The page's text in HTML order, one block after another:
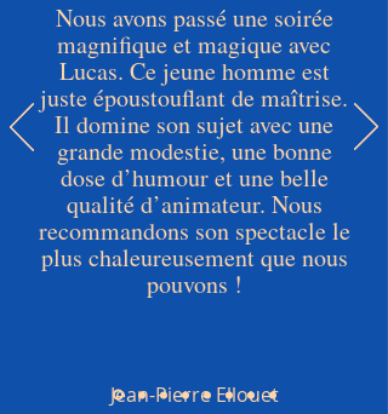
Nous avons passé une soirée
magnifique et magique avec
Lucas. Ce jeune homme est
juste époustouflant de maîtrise.
Il domine son sujet avec une
grande modestie, une bonne
dose d’humour et une belle
qualité d’animateur. Nous
recommandons son spectacle le
plus chaleureusement que nous
pouvons !
Jean-Pierre Ellouet